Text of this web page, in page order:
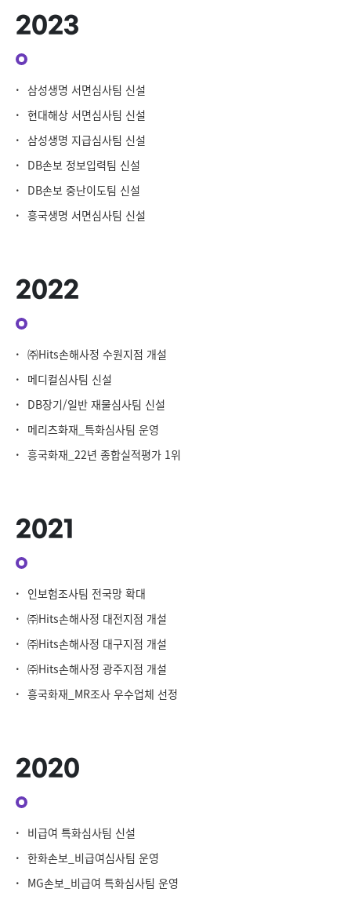
2023
· 삼성생명 서면심사팀 신설
· 현대해상 서면심사팀 신설
· 삼성생명 지급심사팀 신설
· DB손보 정보입력팀 신설
· DB손보 중난이도팀 신설
· 흥국생명 서면심사팀 신설
2022
· ㈜Hits손해사정 수원지점 개설
· 메디컬심사팀 신설
· DB장기/일반 재물심사팀 신설
· 메리츠화재_특화심사팀 운영
· 흥국화재_22년 종합실적평가 1위
2021
· 인보험조사팀 전국망 확대
· ㈜Hits손해사정 대전지점 개설
· ㈜Hits손해사정 대구지점 개설
· ㈜Hits손해사정 광주지점 개설
· 흥국화재_MR조사 우수업체 선정
2020
· 비급여 특화심사팀 신설
· 한화손보_비급여심사팀 운영
· MG손보_비급여 특화심사팀 운영